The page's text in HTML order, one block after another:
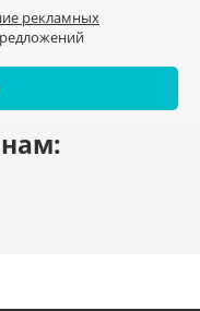
рекламных